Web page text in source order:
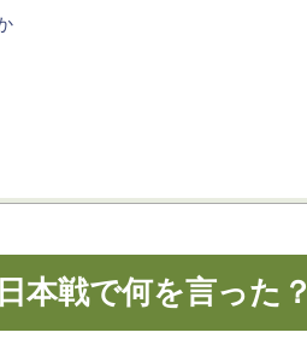
本戦で何を言った？